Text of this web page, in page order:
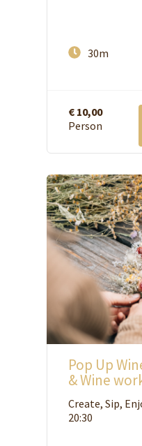
30m
€ 10,00
Person
Pop Up
& Wine
Create, Sip,
20:30